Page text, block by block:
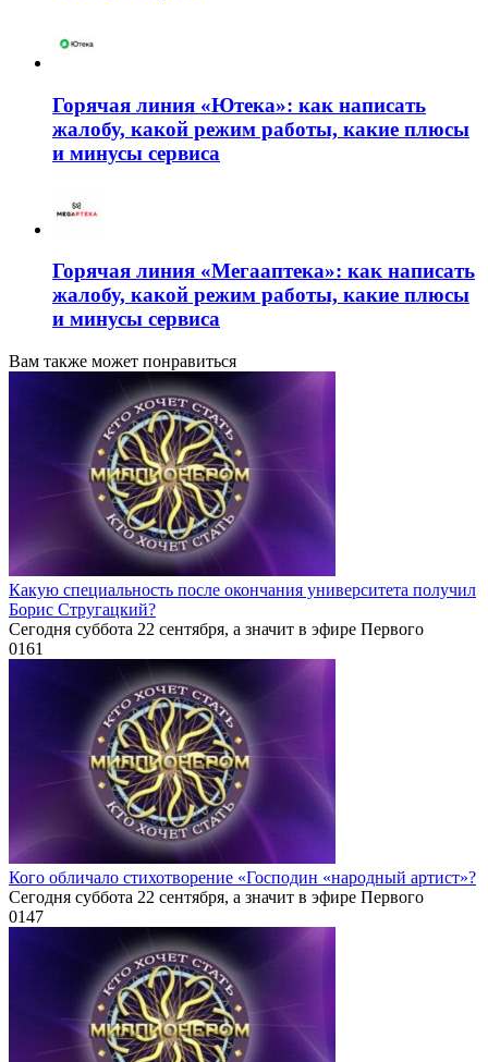
Горячая линия «Ютека»: как написать
жалобу, какой режим работы, какие плюсы
и минусы сервиса
Горячая линия «Мегааптека»: как написать
жалобу, какой режим работы, какие плюсы
и минусы сервиса
Вам также может понравиться
Какую специальность после окончания университета получил
Борис Стругацкий?
Сегодня суббота 22 сентября, а значит в эфире Первого
0161
Кого обличало стихотворение «Господин «народный артист»?
Сегодня суббота 22 сентября, а значит в эфире Первого
0147